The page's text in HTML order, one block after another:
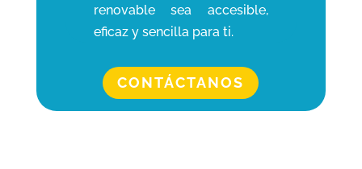
renovable sea accesible,
eficaz y sencilla para ti.
CONTÁCTANOS